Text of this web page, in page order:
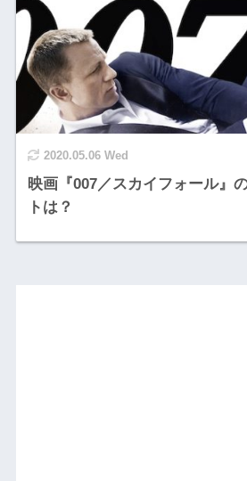
2020.05.06 Wed
映画『007／スカイフォール』
トは？